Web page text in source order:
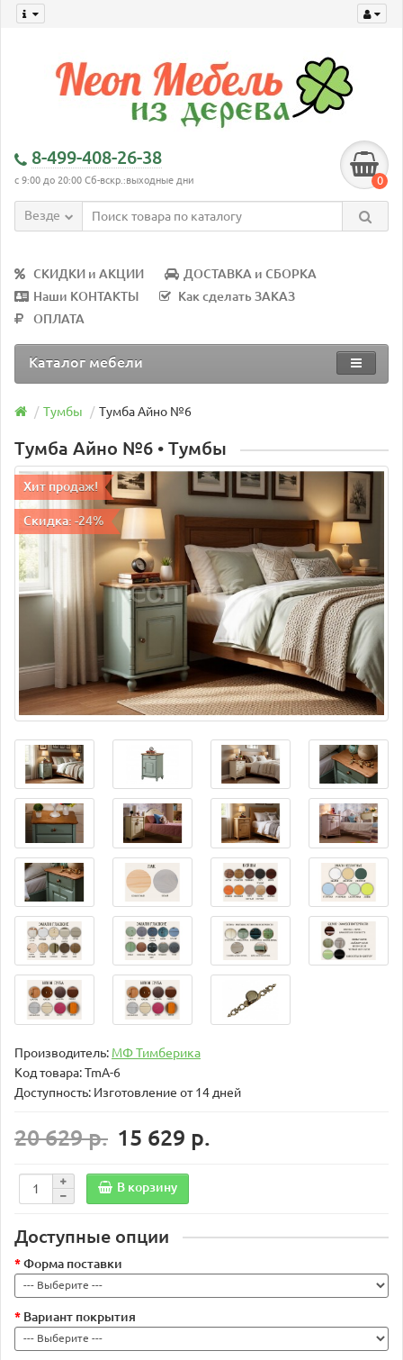
8-499-408-26-38
с 9:00 до 20:00 Сб-вскр.:выходные дни 0
Везде
СКИДКИ и АКЦИИ
ДОСТАВКА и СБОРКА
Наши КОНТАКТЫ
Как сделать ЗАКАЗ
ОПЛАТА
Каталог мебели
Тумбы Тумба Айно №6
Тумба Айно №6 • Тумбы
Хит продаж!
Скидка: -24%
Производитель: МФ Тимберика
Код товара:TmA-6
Доступность: Изготовление от 14 дней
20 629 р. 15 629 р.
В корзину
Доступные опции
Форма поставки
Вариант покрытия